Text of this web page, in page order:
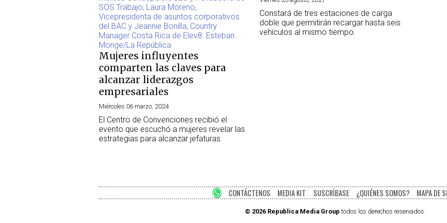
Mujeres influyentes
comparten las claves para
alcanzar liderazgos
empresariales
Miércoles 06 marzo, 2024
El Centro de Convenciones recibió el
evento que escuchó a mujeres revelar las
estrategias para alcanzar jefaturas
Constará de tres estaciones de carga
doble que permitirán recargar hasta seis
vehículos al mismo tiempo.
CONTÁCTENOS MEDIA KIT SUSCRÍBASE ¿QUIÉNES SOMOS? MAPA DE
© 2026 Republica Media Group todos los derechos reservados.